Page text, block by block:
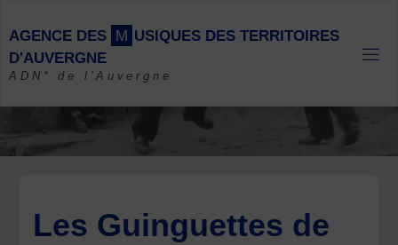
content
AGENCE DES M USIQUES DES TERRITOIRES
D'AUVERGNE
ADN* de l'Auvergne
Les Guinguettes de